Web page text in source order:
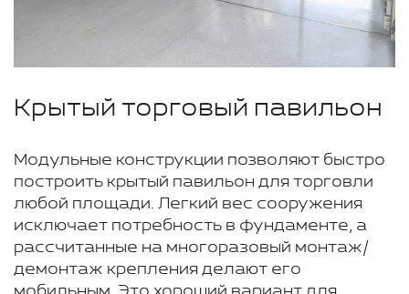
Крытый торговый павильон
Модульные конструкции позволяют быстро
построить крытый павильон для торговли
любой площади. Легкий вес сооружения
исключает потребность в фундаменте, а
рассчитанные на многоразовый монтаж/
демонтаж крепления делают его